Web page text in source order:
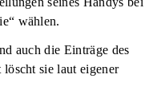
wählen.
auch die Einträge des
löscht sie laut eigener